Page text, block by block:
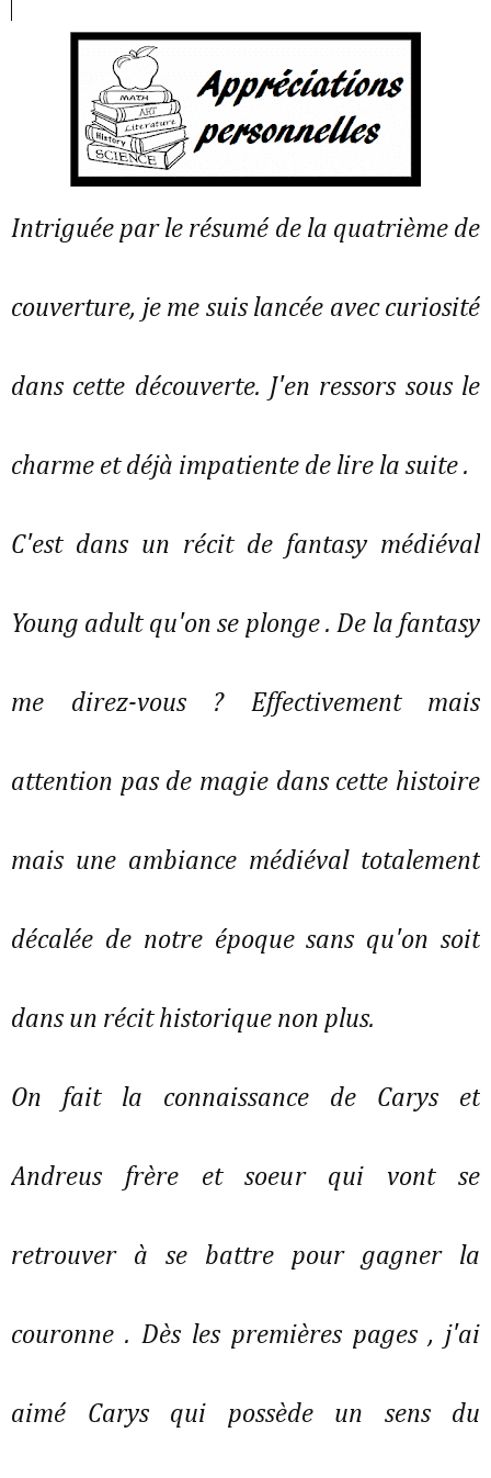
Intriguée par le résumé de la quatrième de
couverture, je me suis lancée avec curiosité
dans cette découverte. J'en ressors sous le
charme et déjà impatiente de lire la suite .
C'est dans un récit de fantasy médiéval
Young adult qu'on se plonge . De la fantasy
me direz-vous ? Effectivement mais
attention pas de magie dans cette histoire
mais une ambiance médiéval totalement
décalée de notre époque sans qu'on soit
dans un récit historique non plus.
On fait la connaissance de Carys et
Andreus frère et soeur qui vont se
retrouver à se battre pour gagner la
couronne . Dès les premières pages , j'ai
aimé Carys qui possède un sens du